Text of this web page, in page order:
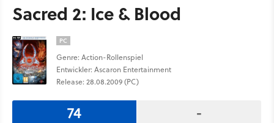
Sacred 2: Ice & Blood
PC
Genre: Action-Rollenspiel
Entwickler: Ascaron Entertainment
Release: 28.08.2009 (PC)
74 -